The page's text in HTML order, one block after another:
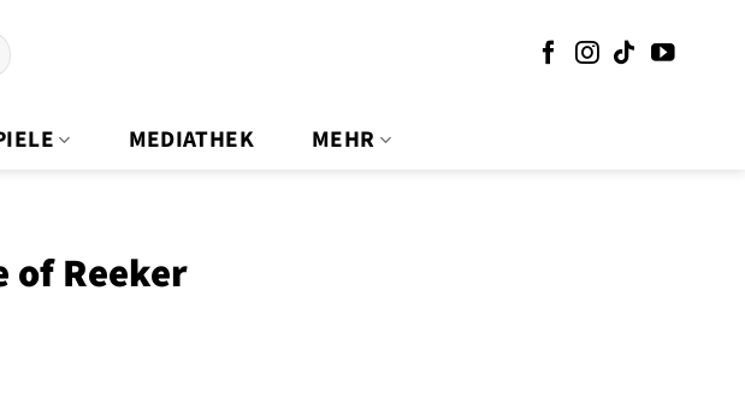
MEDIATHEK MEHR
of Reeker